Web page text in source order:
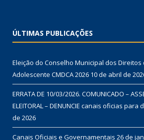
ÚLTIMAS PUBLICAÇÕES
Eleição do Conselho Municipal dos Direitos
Adolescente CMDCA 2026 10 de abril de
ERRATA DE 10/03/2026. COMUNICADO –
ELEITORAL – DENUNCIE canais oficias para
de 2026
Canais Oficiais e Governamentais 26 de